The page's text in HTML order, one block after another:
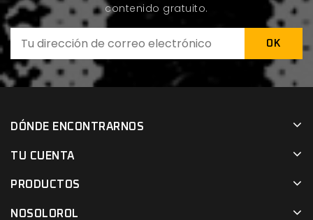
contenido gratuito.
DÓNDE ENCONTRARNOS
TU CUENTA
PRODUCTOS
NOSOLOROL